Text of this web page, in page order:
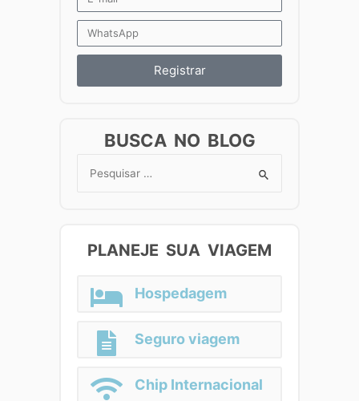
Registrar
BUSCA NO BLOG
Search
PLANEJE SUA VIAGEM
Hospedagem
Seguro viagem
Chip Internacional